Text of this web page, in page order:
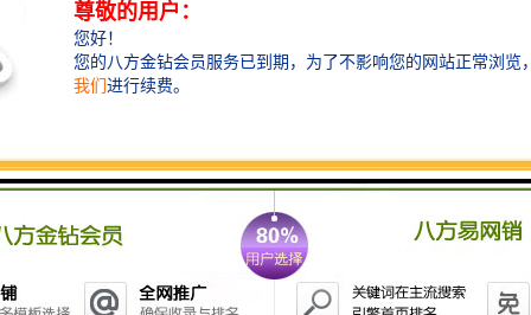
施工安全，又能与城市环境协调融合。
定制化服务的核心优势
精准匹配工程需求：每个市政项目都有其独特性，包括
定制化服务能够根据这些具体参数，提供较适宜的围挡
解决方案，避免“一刀切”带来的资源浪费或功能不足。
质量可控与耐用性保障：定制过程中，客户可以参与材
质选择、工艺确定等环节，从源头把控产品质量。
专业生产企业采用标准化生产线与严格质检流程，确保